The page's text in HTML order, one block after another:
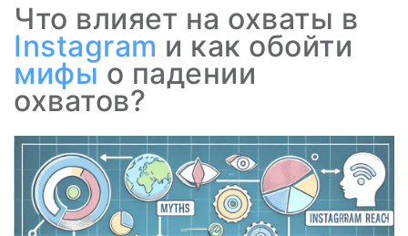
Что влияет на охваты в
Instagram и как обойти
мифыо падении
охватов?